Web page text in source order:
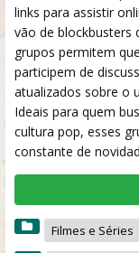
links para assistir
vão de blockbusters
grupos permitem
participem de
atualizados sobre o
Ideais para quem
cultura pop, esses
constante de
Filmes e Séries